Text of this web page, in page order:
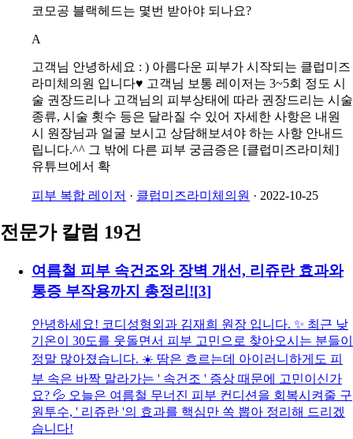
코모공 블랙헤드는 몇번 받아야 되나요?
A
고객님 안녕하세요 : ) 아름다운 피부가 시작되는 클럽미즈
라미체의원 입니다♥ 고객님 보통 레이저는 3~5회 정도 시
술 권장드리나 고객님의 피부상태에 따라 권장드리는 시술
종류, 시술 횟수 등은 달라질 수 있어 자세한 사항은 내원
시 원장님과 얼굴 보시고 상담해보셔야 하는 사항 안내드
립니다.^^ 그 밖에 다른 피부 궁금증은 [클럽미즈라미체]
유튜브에서 확
피부 복합 레이저 · 클럽미즈라미체의원 · 2022-10-25
전문가 칼럼 19건
여름철 피부 속건조와 장벽 개선, 리쥬란 효과와
통증 부작용까지 총정리![3]
안녕하세요! 코디성형외과 김재희 원장 입니다. ✨ 최근 낮
기온이 30도를 웃돌면서 피부 고민으로 찾아오시는 분들이
정말 많아졌습니다. ☀️ 땀은 흐르는데 아이러니하게도 피
부 속은 바짝 말라가는 ' 속건조 ' 증상 때문에 고민이신가
요? 💦 오늘은 여름철 무너진 피부 컨디션을 회복시켜줄 구
원투수, ' 리쥬란 '의 효과를 핵심만 쏙 뽑아 정리해 드리겠
습니다!